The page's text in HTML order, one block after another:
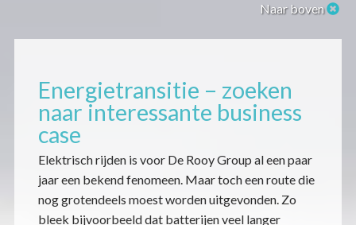
Naar boven
Energietransitie – zoeken
naar interessante business
case
Elektrisch rijden is voor De Rooy Group al een paar
jaar een bekend fenomeen. Maar toch een route die
nog grotendeels moest worden uitgevonden. Zo
bleek bijvoorbeeld dat batterijen veel langer